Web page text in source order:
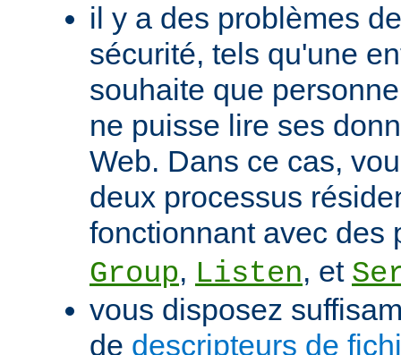
il y a des problèmes
sécurité, tels qu'une
souhaite que
ne puisse lire ses
Web. Dans ce cas,
deux processus
fonctionnant avec des
Group, Listen, et
vous disposez
de descripteurs de